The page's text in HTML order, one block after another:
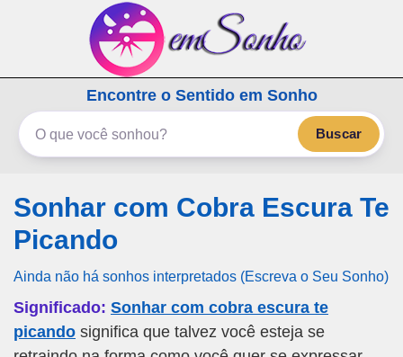
emSonho.com
Os sonhos significam mais
Encontre o Sentido em Sonho
Buscar
Sonhar com Cobra Escura Te
Picando
Ainda não há sonhos interpretados (Escreva o Seu Sonho)
Significado: Sonhar com cobra escura te
picando significa que talvez você esteja se